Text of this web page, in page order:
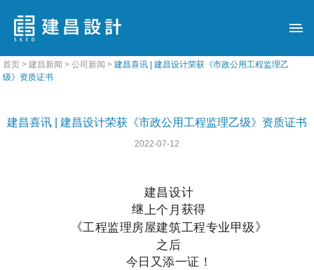
首页 >建昌新闻 >公司新闻 >建昌喜讯 | 建昌设计荣获《市政公用工程监理乙
级》资质证书
建昌喜讯 | 建昌设计荣获《市政公用工程监理乙级》资质证书
2022-07-12
建昌设计
继上个月获得
《工程监理房屋建筑工程专业甲级》
之后
今日又添一证！